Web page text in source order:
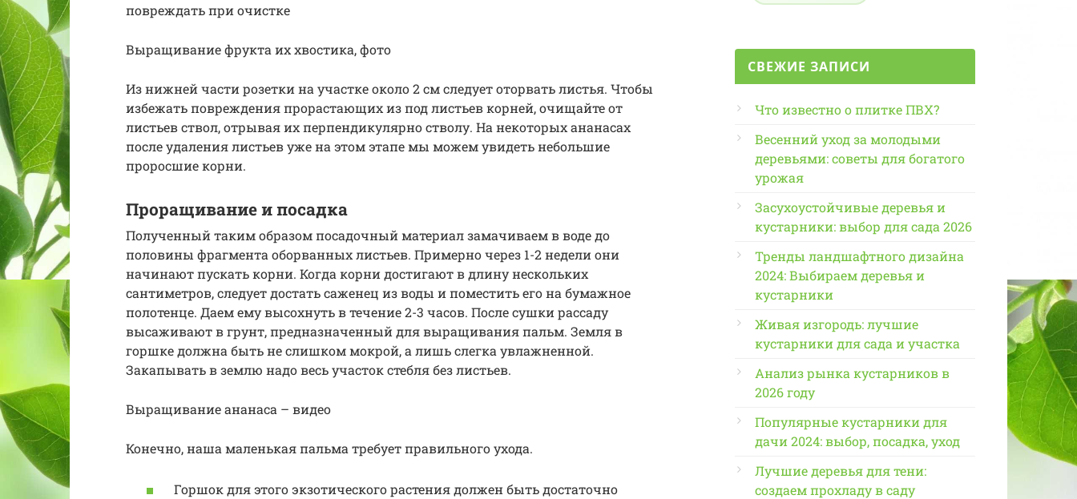
повреждать при очистке
Выращивание фрукта их хвостика, фото
Из нижней части розетки на участке около 2 см следует оторвать листья. Чтобы
избежать повреждения прорастающих из под листьев корней, очищайте от
листьев ствол, отрывая их перпендикулярно стволу. На некоторых ананасах
после удаления листьев уже на этом этапе мы можем увидеть небольшие
проросшие корни.
Проращивание и посадка
Полученный таким образом посадочный материал замачиваем в воде до
половины фрагмента оборванных листьев. Примерно через 1-2 недели они
начинают пускать корни. Когда корни достигают в длину нескольких
сантиметров, следует достать саженец из воды и поместить его на бумажное
полотенце. Даем ему высохнуть в течение 2-3 часов. После сушки рассаду
высаживают в грунт, предназначенный для выращивания пальм. Земля в
горшке должна быть не слишком мокрой, а лишь слегка увлажненной.
Закапывать в землю надо весь участок стебля без листьев.
Выращивание ананаса – видео
Конечно, наша маленькая пальма требует правильного ухода.
Горшок для этого экзотического растения должен быть достаточно
СВЕЖИЕ ЗАПИСИ
Что известно о плитке ПВХ?
Весенний уход за молодыми
деревьями: советы для богатого
урожая
Засухоустойчивые деревья и
кустарники: выбор для сада 2026
Тренды ландшафтного дизайна
2024: Выбираем деревья и
кустарники
Живая изгородь: лучшие
кустарники для сада и участка
Анализ рынка кустарников в
2026 году
Популярные кустарники для
дачи 2024: выбор, посадка, уход
Лучшие деревья для тени:
создаем прохладу в саду